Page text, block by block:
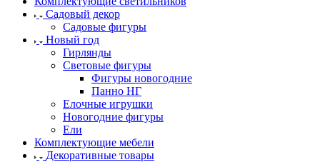
Садовый декор
Садовые фигуры
Новый год
Гирлянды
Световые фигуры
Фигуры новогодние
Панно НГ
Елочные игрушки
Новогодние фигуры
Ели
Комплектующие мебели
Декоративные товары